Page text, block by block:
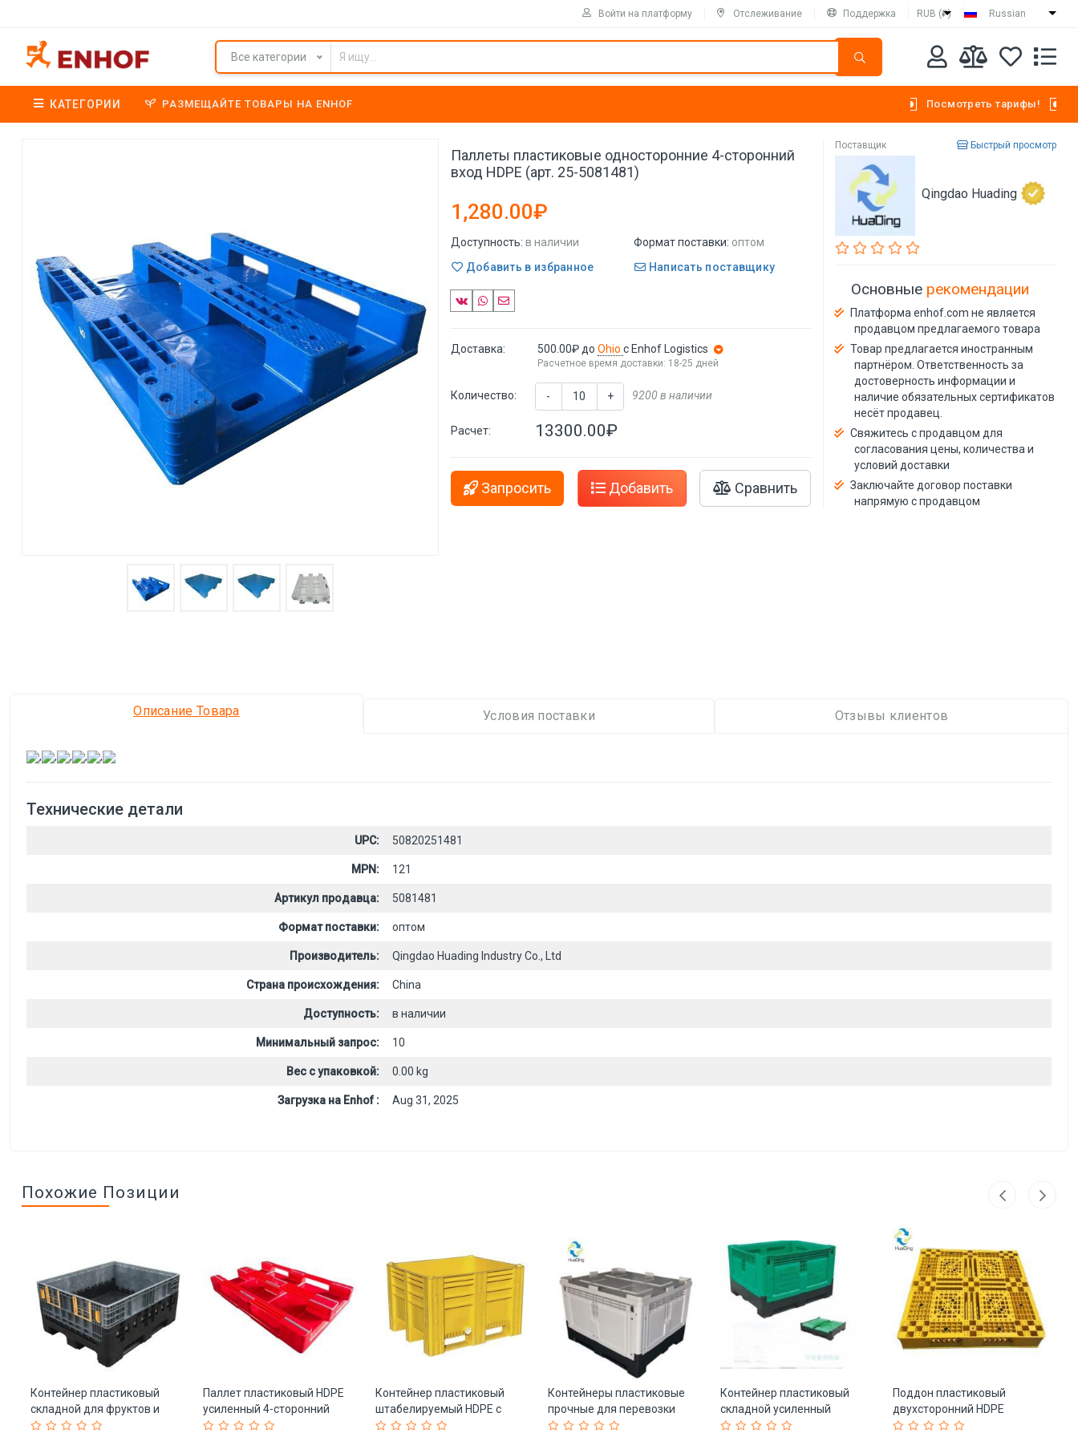
Войти на платформу Отслеживание Поддержка RUB (₽) Russian
Все категории
КАТЕГОРИИ РАЗМЕЩАЙТЕ ТОВАРЫ НА ENHOF Посмотреть тарифы!
Паллеты пластиковые односторонние 4-сторонний
вход HDPE (арт. 25-5081481)
1,280.00₽
Доступность: в наличии Формат поставки: оптом
Добавить в избранное
Написать поставщику
Доставка: 500.00₽ доOhioс Enhof Logistics
Расчетное время доставки: 18-25 дней
Количество: - + 9200 в наличии
Расчет: 13300.00₽
Запросить Добавить Сравнить
Поставщик Быстрый просмотр
Qingdao Huading
Основные рекомендации
Платформа enhof.com не является
продавцом предлагаемого товара
Товар предлагается иностранным
партнёром. Ответственность за
достоверность информации и
наличие обязательных сертификатов
несёт продавец.
Свяжитесь с продавцом для
согласования цены, количества и
условий доставки
Заключайте договор поставки
напрямую с продавцом
Описание Товара Условия поставки Отзывы клиентов
, , , , ,
Технические детали
UPC: 50820251481
MPN: 121
Артикул продавца: 5081481
Формат поставки: оптом
Производитель: Qingdao Huading Industry Co., Ltd
Страна происхождения: China
Доступность: в наличии
Минимальный запрос: 10
Вес с упаковкой: 0.00 kg
Загрузка на Enhof : Aug 31, 2025
Похожие Позиции
Контейнер пластиковый
складной для фруктов и
овощей (арт. 25-5081891)
Паллет пластиковый HDPE
усиленный 4-сторонний
1200x800 мм (арт. 25-
Контейнер пластиковый
штабелируемый HDPE с
водоотводом (арт. 25-
Контейнеры пластиковые
прочные для перевозки
1200*1000*590 (арт. 25-
Контейнер пластиковый
складной усиленный
1200*1000*760 мм (арт. 25-
Поддон пластиковый
двухсторонний HDPE
1200x1000 с полным